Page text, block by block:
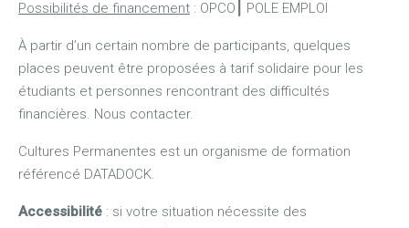
Possibilités de financement : OPCO POLE EMPLOI
À partir d’un certain nombre de participants, quelques
places peuvent être proposées à tarif solidaire pour les
étudiants et personnes rencontrant des difficultés
financières. Nous contacter.
Cultures Permanentes est un organisme de formation
référencé DATADOCK.
Accessibilité : si votre situation nécessite des